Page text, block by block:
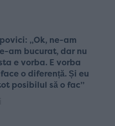
„Ok, ne-am
am bucurat, dar nu
e vorba. E vorba
o diferență. Și eu
posibilul să o fac”